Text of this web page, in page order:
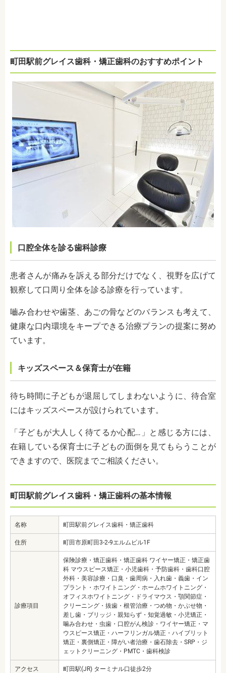
町田駅前グレイス歯科・矯正歯科のおすすめポイント
口腔全体を診る歯科診療
患者さんが痛みを訴える部分だけでなく、視野を広げて
観察して口周り全体を診る診療を行っています。
嚙み合わせや歯茎、あごの骨などのバランスも考えて、
健康な口内環境をキープできる治療プランの提案に努め
ています。
キッズスペース＆保育士が在籍
待ち時間に子どもが退屈してしまわないように、待合室
にはキッズスペースが設けられています。
「子どもが大人しく待てるか心配…」と感じる方には、
在籍している保育士に子どもの面倒を見てもらうことが
できますので、医院までご相談ください。
町田駅前グレイス歯科・矯正歯科の基本情報
名称 町田駅前グレイス歯科・矯正歯科
住所 町田市原町田3-2-9エルムビル1F
診療項目
保険診療・矯正歯科・矯正歯科 ワイヤー矯正・矯正歯
科 マウスピース矯正・小児歯科・予防歯科・歯科口腔
外科・美容診療・口臭・歯周病・入れ歯・義歯・イン
プラント・ホワイトニング・ホームホワイトニング・
オフィスホワイトニング・ドライマウス・顎関節症・
クリーニング・抜歯・根管治療・つめ物・かぶせ物・
差し歯・ブリッジ・親知らず・知覚過敏・小児矯正・
噛み合わせ・虫歯・口腔がん検診・ワイヤー矯正・マ
ウスピース矯正・ハーフリンガル矯正・ハイブリット
矯正・裏側矯正・障がい者治療・歯石除去・SRP・ジ
ェットクリーニング・PMTC・歯科検診
アクセス 町田駅(JR) ターミナル口徒歩2分